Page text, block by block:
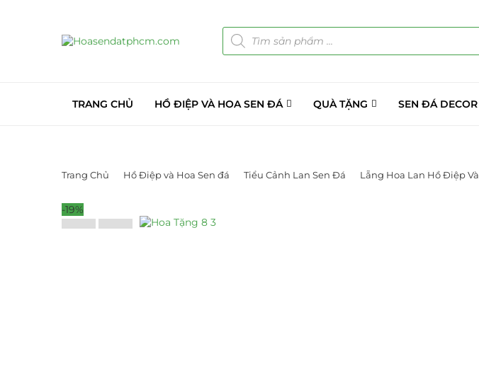
TRANG CHỦ HỒ ĐIỆP VÀ HOA SEN ĐÁ QUÀ TẶNG SEN ĐÁ DECOR
Trang Chủ Hồ Điệp và Hoa Sen đá Tiểu Cảnh Lan Sen Đá Lẵng Hoa Lan Hồ Điệp
-19%